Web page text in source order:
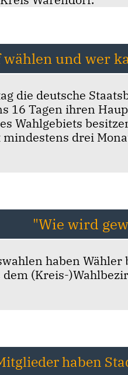
und wer
die deutsche
16 Tagen ihren
Wahlgebiets
drei
"Wie wird
haben
(Kreis-
haben